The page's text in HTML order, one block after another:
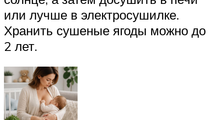
или лучше в электросушилке.
Хранить сушеные ягоды можно до
2 лет.